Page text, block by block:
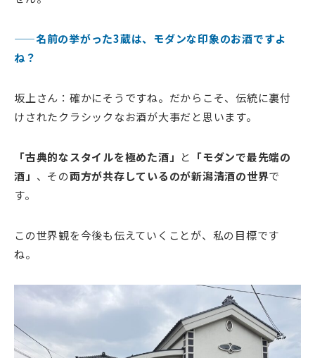
——名前の挙がった3蔵は、モダンな印象のお酒ですよ
ね？
坂上さん：確かにそうですね。だからこそ、伝統に裏付
けされたクラシックなお酒が大事だと思います。
「古典的なスタイルを極めた酒」 と 「モダンで最先端の
酒」 、その両方が共存しているのが新潟清酒の世界で
す。
この世界観を今後も伝えていくことが、私の目標です
ね。